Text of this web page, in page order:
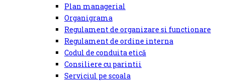
Plan managerial
Organigrama
Regulament de organizare si functionare
Regulament de ordine interna
Codul de conduita etică
Consiliere cu parintii
Serviciul pe scoala